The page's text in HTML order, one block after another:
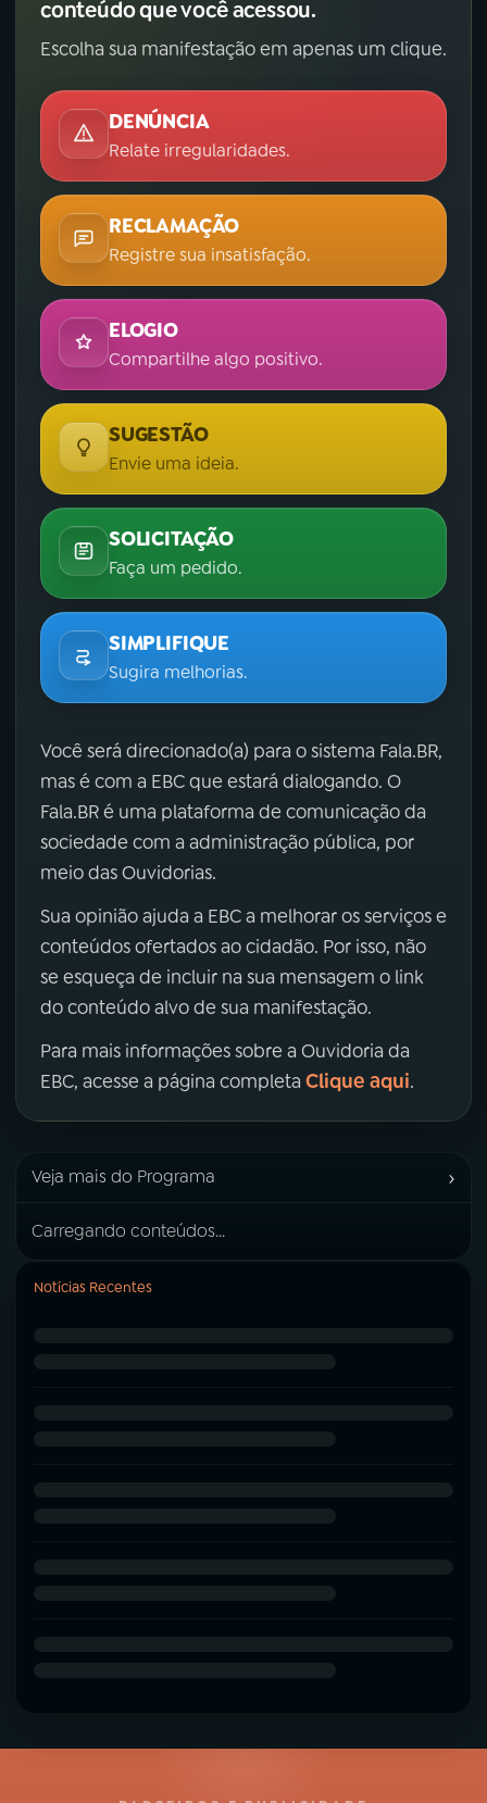
conteúdo que você acessou.
Escolha sua manifestação em apenas um clique.
DENÚNCIA
Relate irregularidades.
RECLAMAÇÃO
Registre sua insatisfação.
ELOGIO
Compartilhe algo positivo.
SUGESTÃO
Envie uma ideia.
SOLICITAÇÃO
Faça um pedido.
SIMPLIFIQUE
Sugira melhorias.
Você será direcionado(a) para o sistema Fala.BR,
mas é com a EBC que estará dialogando. O
Fala.BR é uma plataforma de comunicação da
sociedade com a administração pública, por
meio das Ouvidorias.
Sua opinião ajuda a EBC a melhorar os serviços e
conteúdos ofertados ao cidadão. Por isso, não
se esqueça de incluir na sua mensagem o link
do conteúdo alvo de sua manifestação.
Para mais informações sobre a Ouvidoria da
EBC, acesse a página completa Clique aqui.
Veja mais do Programa ›
Carregando conteúdos...
Notícias Recentes